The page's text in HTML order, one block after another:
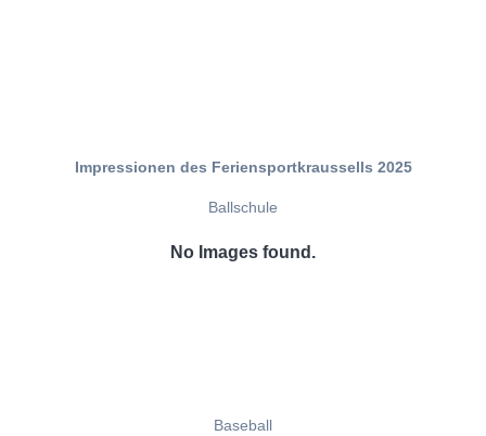
Impressionen des Feriensportkraussells 2025
Ballschule
No Images found.
Baseball